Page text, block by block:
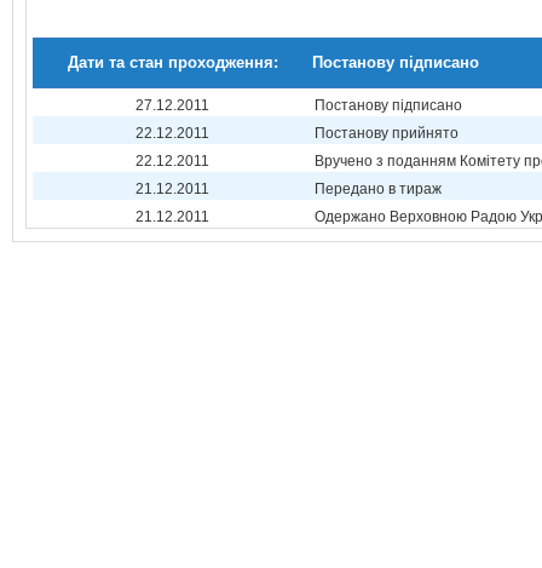
Дати та стан проходження: Постанову підписано
27.12.2011
Постанову підписано
22.12.2011
Постанову прийнято
22.12.2011
Вручено з поданням Комітету
21.12.2011
Передано в тираж
21.12.2011
Одержано Верховною Радою